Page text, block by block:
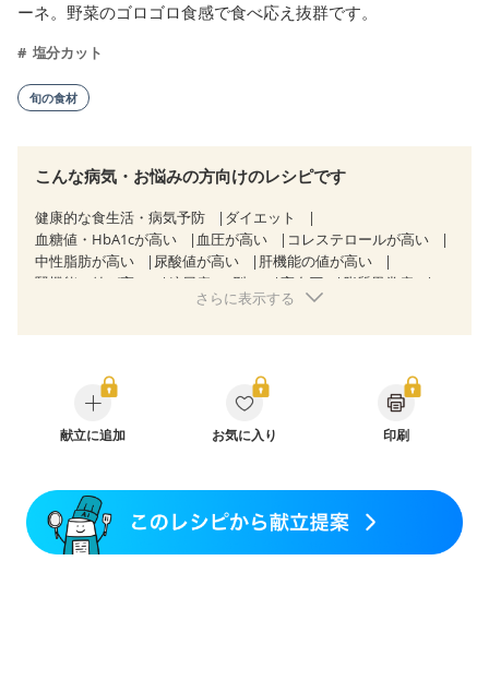
ーネ。野菜のゴロゴロ食感で食べ応え抜群です。
塩分カット
旬の食材
こんな病気・お悩みの方向けのレシピです
健康的な食生活・病気予防
ダイエット
血糖値・HbA1cが高い
血圧が高い
コレステロールが高い
中性脂肪が高い
尿酸値が高い
肝機能の値が高い
腎機能の値が高い
糖尿病（2型） 高血圧
脂質異常症
狭心症 心筋梗塞
CKD（ステージ１）
CKD（ステージ２）
乳がん（抗がん剤治療中）
乳がん（ホルモン療法中）
乳がん（放射線治療中）
骨粗しょう症
フレイル（年齢に合わせた体作り）
低栄養予防
貧血対策
ニキビ・肌荒れ
さらに表示する
献立に追加 お気に入り 印刷